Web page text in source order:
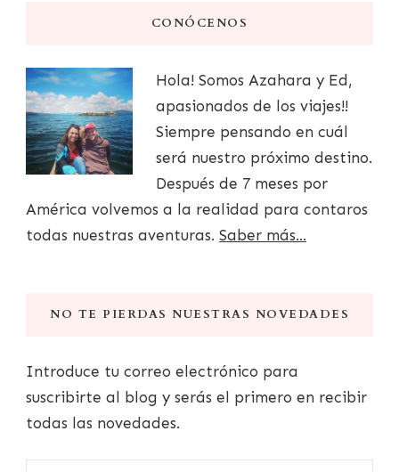
CONÓCENOS
Hola! Somos Azahara y Ed,
apasionados de los viajes!!
Siempre pensando en cuál
será nuestro próximo destino.
Después de 7 meses por
América volvemos a la realidad para contaros
todas nuestras aventuras. Saber más...
NO TE PIERDAS NUESTRAS NOVEDADES
Introduce tu correo electrónico para
suscribirte al blog y serás el primero en recibir
todas las novedades.